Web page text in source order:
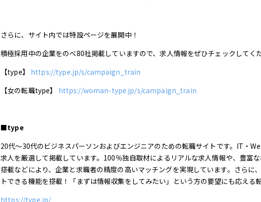
さらに、サイト内では特設ページを展開中！
積極採用中の企業をのべ80社掲載していますので、求人情報をぜひチェックしてく
【type】 https://type.jp/s/campaign_train
【女の転職type】 https://woman-type.jp/s/campaign_train
■type
20代〜30代のビジネスパーソンおよびエンジニアのための転職サイトです。IT・
求人を厳選して掲載しています。100％独自取材によるリアルな求人情報や、豊富
搭載などにより、企業と求職者の精度の高いマッチングを実現しています。さらに
トできる機能を搭載！「まずは情報収集をしてみたい」という方の要望にも応える
https://type.jp/